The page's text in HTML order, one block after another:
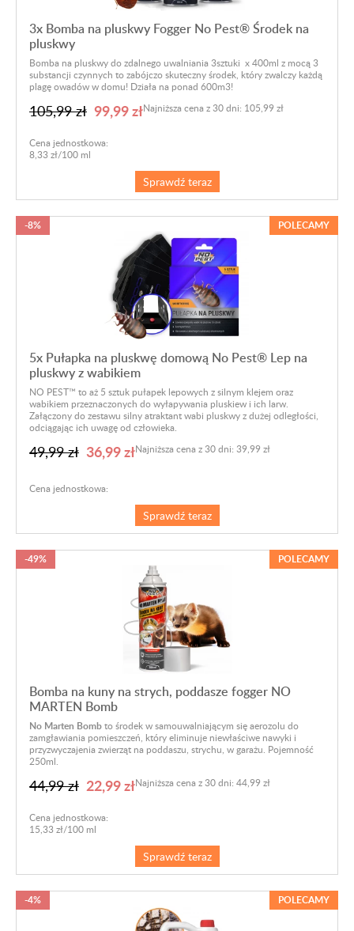
3x Bomba na pluskwy Fogger No Pest® Środek na
pluskwy
Bomba na pluskwy do zdalnego uwalniania 3sztuki x 400ml z mocą 3
substancji czynnych to zabójczo skuteczny środek, który zwalczy każdą
plagę owadów w domu! Działa na ponad 600m3!
105,99 zł 99,99 zł
Cena jednostkowa:
8,33 zł/100 ml
Najniższa cena z 30 dni: 105,99 zł
Sprawdź teraz
5x Pułapka na pluskwę domową No Pest® Lep na
pluskwy z wabikiem
-8% POLECAMY
NO PEST™ to aż 5 sztuk pułapek lepowych z silnym klejem oraz
wabikiem przeznaczonych do wyłapywania pluskiew i ich larw.
Załączony do zestawu silny atraktant wabi pluskwy z dużej odległości,
odciągając ich uwagę od człowieka.
49,99 zł 36,99 zł
Cena jednostkowa:
Najniższa cena z 30 dni: 39,99 zł
Sprawdź teraz
Bomba na kuny na strych, poddasze fogger NO
MARTEN Bomb
-49% POLECAMY
No Marten Bombto środek w samouwalniającym się aerozolu do
zamgławiania pomieszczeń, który eliminuje niewłaściwe nawyki i
przyzwyczajenia zwierząt na poddaszu, strychu, w garażu. Pojemność
250ml.
44,99 zł 22,99 zł
Cena jednostkowa:
15,33 zł/100 ml
Najniższa cena z 30 dni: 44,99 zł
Sprawdź teraz
-4% POLECAMY